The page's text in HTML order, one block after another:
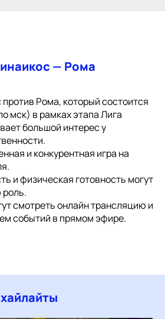
— Рома
Рома, который состоится
мск) в рамках этапа Лига
большой интерес у
и конкурентная игра на
и физическая готовность могут
смотреть онлайн трансляцию и
событий в прямом эфире.